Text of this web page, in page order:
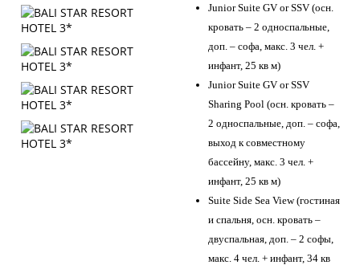
Junior Suite GV or SSV (осн.
кровать – 2 односпальные,
доп. – софа, макс. 3 чел. +
инфант, 25 кв м)
Junior Suite GV or SSV
Sharing Pool (осн. кровать –
2 односпальные, доп. – софа,
выход к совместному
бассейну, макс. 3 чел. +
инфант, 25 кв м)
Suite Side Sea View (гостиная
и спальня, осн. кровать –
двуспальная, доп. – 2 софы,
макс. 4 чел. + инфант, 34 кв